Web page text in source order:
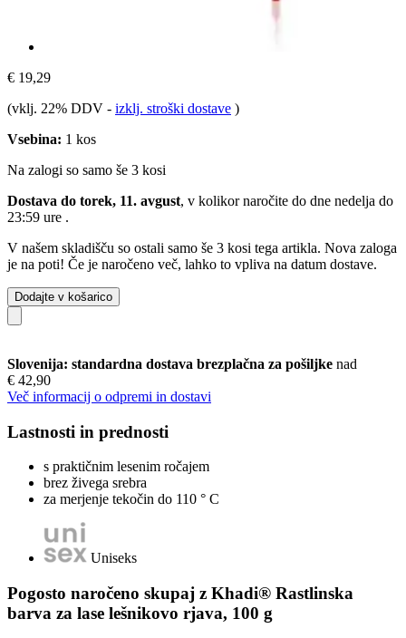
€ 19,29
(vklj. 22% DDV - izklj. stroški dostave )
Vsebina: 1 kos
Na zalogi so samo še 3 kosi
Dostava do torek, 11. avgust, v kolikor naročite do dne nedelja do
23:59 ure .
V našem skladišču so ostali samo še 3 kosi tega artikla. Nova zaloga
je na poti! Če je naročeno več, lahko to vpliva na datum dostave.
Dodajte v košarico
Slovenija: standardna dostava brezplačna za pošiljke nad
€ 42,90
Več informacij o odpremi in dostavi
Lastnosti in prednosti
s praktičnim lesenim ročajem
brez živega srebra
za merjenje tekočin do 110 ° C
Uniseks
Pogosto naročeno skupaj z Khadi® Rastlinska
barva za lase lešnikovo rjava, 100 g